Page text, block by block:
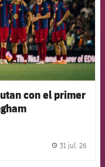
con el primer
31 jul. 26